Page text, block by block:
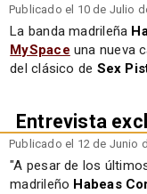
Publicado el 10 de Julio
La banda madrileña
MySpace una nueva
del clásico de Sex
Entrevista
Publicado el 12 de Junio
"A pesar de los
madrileño Habeas